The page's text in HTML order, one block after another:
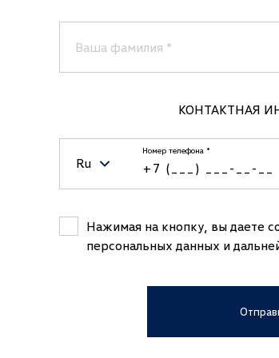
Ваша фамилия *
КОНТАКТНАЯ
Ru
Номер телефона *
Kazakhstan (Казахстан)
Russian Federation
Нажимая на кнопку, вы даете
персональных данных и